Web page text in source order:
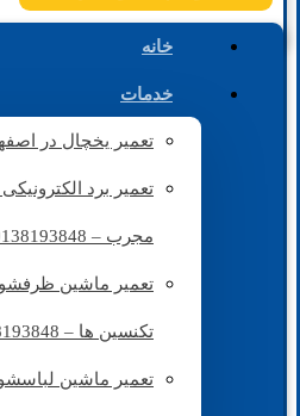
خانه
خدمات
تعمیر یخچال در
تعمیر برد
مجرب – 09138193848
تعمیر ماشین
تکنسین ها – 09138193848
تعمیر ماشین